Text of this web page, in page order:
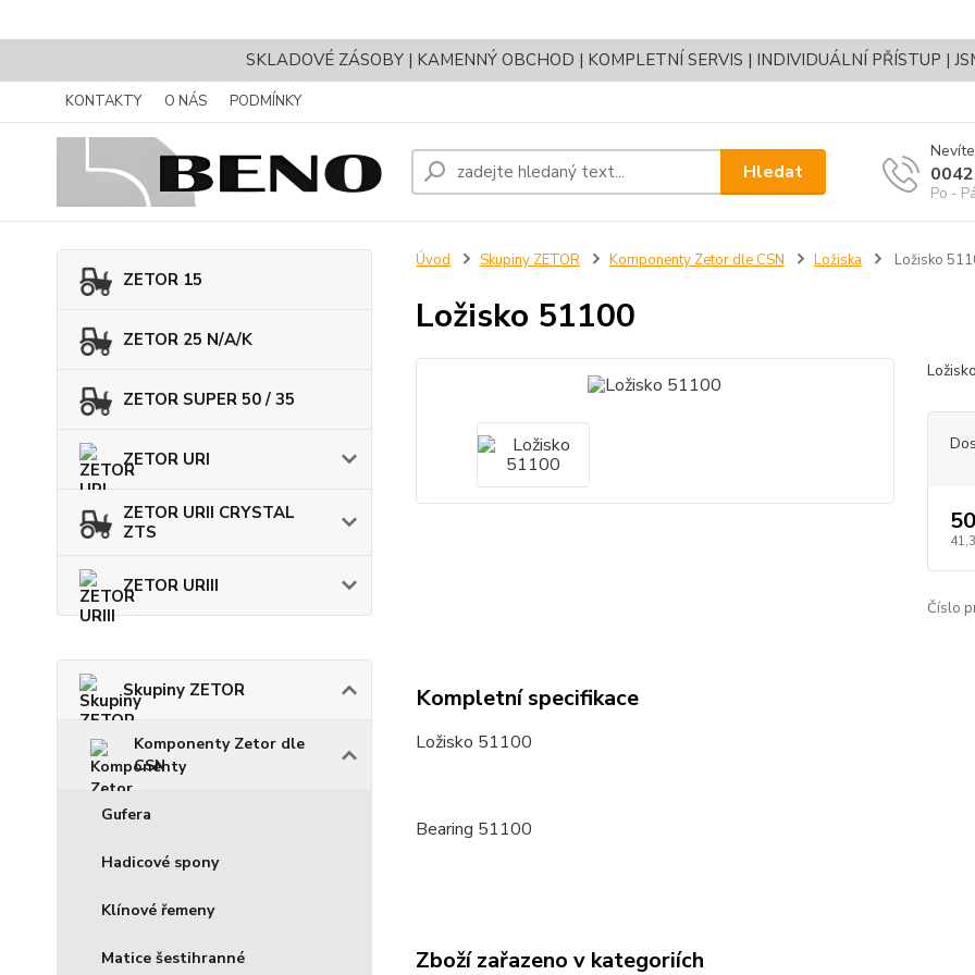
SKLADOVÉ ZÁSOBY | KAMENNÝ OBCHOD | KOMPLETNÍ SERVIS | INDIVIDUÁLNÍ PŘÍSTUP |
KONTAKTY O NÁS PODMÍNKY
Hledat
Po -
ZETOR 15
ZETOR 25 N/A/K
ZETOR SUPER 50 / 35
ZETOR URI
ZETOR URII CRYSTAL
ZTS
ZETOR URIII
Skupiny ZETOR
Komponenty Zetor dle
CSN
Gufera
Hadicové spony
Klínové řemeny
Matice šestihranné
Úvod Skupiny ZETOR Komponenty Zetor dle CSN Ložiska Ložisko
Ložisko 51100
Číslo
Kompletní specifikace
Ložisko 51100
Bearing 51100
Zboží zařazeno v kategoriích